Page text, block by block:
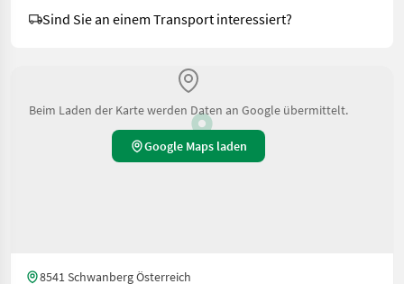
Sind Sie an einem Transport interessiert?
Beim Laden der Karte werden Daten an Google übermittelt.
Google Maps laden
8541 Schwanberg Österreich